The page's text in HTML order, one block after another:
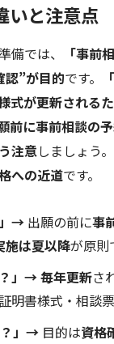
いと注意点
備では、
「事前
認”が目的です。
式が更新される
前に事前相談の
注意しましょう。
への近道です。
」→ 出願の前に事
施は夏以降が原則
？」→毎年更新さ
明書様式・相談
？」→ 目的は資格